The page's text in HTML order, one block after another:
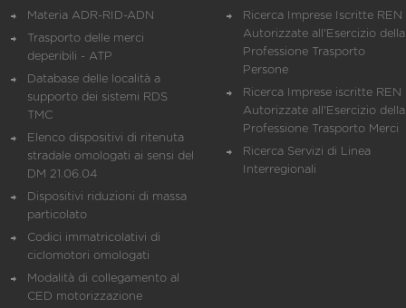
Materia ADR-RID-ADN
Trasporto delle merci
deperibili - ATP
Database delle località a
supporto dei sistemi RDS
TMC
Elenco dispositivi di ritenuta
stradale omologati ai sensi del
DM 21.06.04
Dispositivi riduzioni di massa
particolato
Codici immatricolativi di
ciclomotori omologati
Modalità di collegamento al
CED motorizzazione
Ricerca Imprese Iscritte REN
Autorizzate all'Esercizio della
Professione Trasporto
Persone
Ricerca Imprese iscritte REN
Autorizzate all'Esercizio della
Professione Trasporto Merci
Ricerca Servizi di Linea
Interregionali